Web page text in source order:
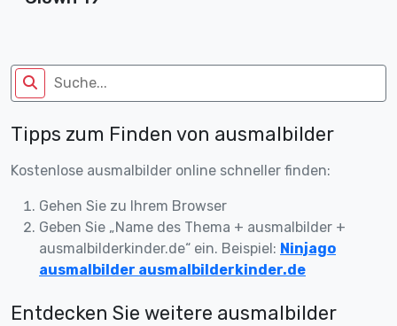
Tipps zum Finden von ausmalbilder
Kostenlose ausmalbilder online schneller finden:
Gehen Sie zu Ihrem Browser
Geben Sie „Name des Thema + ausmalbilder +
ausmalbilderkinder.de“ ein. Beispiel: Ninjago
ausmalbilder ausmalbilderkinder.de
Entdecken Sie weitere ausmalbilder